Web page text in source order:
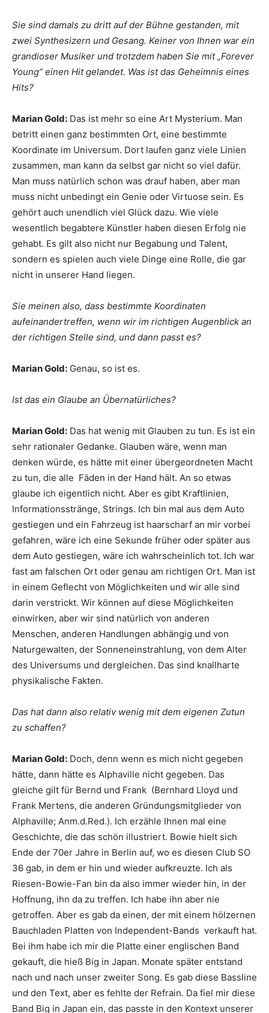
Sie sind damals zu dritt auf der Bühne gestanden, mit
zwei Synthesizern und Gesang. Keiner von Ihnen war ein
grandioser Musiker und trotzdem haben Sie mit „Forever
Young“ einen Hit gelandet. Was ist das Geheimnis eines
Hits?
Marian Gold: Das ist mehr so eine Art Mysterium. Man
betritt einen ganz bestimmten Ort, eine bestimmte
Koordinate im Universum. Dort laufen ganz viele Linien
zusammen, man kann da selbst gar nicht so viel dafür.
Man muss natürlich schon was drauf haben, aber man
muss nicht unbedingt ein Genie oder Virtuose sein. Es
gehört auch unendlich viel Glück dazu. Wie viele
wesentlich begabtere Künstler haben diesen Erfolg nie
gehabt. Es gilt also nicht nur Begabung und Talent,
sondern es spielen auch viele Dinge eine Rolle, die gar
nicht in unserer Hand liegen.
Sie meinen also, dass bestimmte Koordinaten
aufeinandertreffen, wenn wir im richtigen Augenblick an
der richtigen Stelle sind, und dann passt es?
Marian Gold: Genau, so ist es.
Ist das ein Glaube an Übernatürliches?
Marian Gold: Das hat wenig mit Glauben zu tun. Es ist ein
sehr rationaler Gedanke. Glauben wäre, wenn man
denken würde, es hätte mit einer übergeordneten Macht
zu tun, die alle Fäden in der Hand hält. An so etwas
glaube ich eigentlich nicht. Aber es gibt Kraftlinien,
Informationsstränge, Strings. Ich bin mal aus dem Auto
gestiegen und ein Fahrzeug ist haarscharf an mir vorbei
gefahren, wäre ich eine Sekunde früher oder später aus
dem Auto gestiegen, wäre ich wahrscheinlich tot. Ich war
fast am falschen Ort oder genau am richtigen Ort. Man ist
in einem Geflecht von Möglichkeiten und wir alle sind
darin verstrickt. Wir können auf diese Möglichkeiten
einwirken, aber wir sind natürlich von anderen
Menschen, anderen Handlungen abhängig und von
Naturgewalten, der Sonneneinstrahlung, von dem Alter
des Universums und dergleichen. Das sind knallharte
physikalische Fakten.
Das hat dann also relativ wenig mit dem eigenen Zutun
zu schaffen?
Marian Gold: Doch, denn wenn es mich nicht gegeben
hätte, dann hätte es Alphaville nicht gegeben. Das
gleiche gilt für Bernd und Frank (Bernhard Lloyd und
Frank Mertens, die anderen Gründungsmitglieder von
Alphaville; Anm.d.Red.). Ich erzähle Ihnen mal eine
Geschichte, die das schön illustriert. Bowie hielt sich
Ende der 70er Jahre in Berlin auf, wo es diesen Club SO
36 gab, in dem er hin und wieder aufkreuzte. Ich als
Riesen-Bowie-Fan bin da also immer wieder hin, in der
Hoffnung, ihn da zu treffen. Ich habe ihn aber nie
getroffen. Aber es gab da einen, der mit einem hölzernen
Bauchladen Platten von Independent-Bands verkauft hat.
Bei ihm habe ich mir die Platte einer englischen Band
gekauft, die hieß Big in Japan. Monate später entstand
nach und nach unser zweiter Song. Es gab diese Bassline
und den Text, aber es fehlte der Refrain. Da fiel mir diese
Band Big in Japan ein, das passte in den Kontext unserer